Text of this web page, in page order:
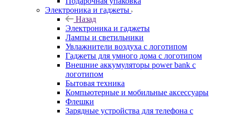
Электроника и гаджеты
Назад
Электроника и гаджеты
Лампы и светильники
Увлажнители воздуха с логотипом
Гаджеты для умного дома с логотипом
Внешние аккумуляторы power bank с
логотипом
Бытовая техника
Компьютерные и мобильные аксессуары
Флешки
Зарядные устройства для телефона с